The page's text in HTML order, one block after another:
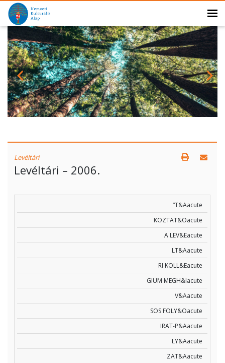
Levéltári
Levéltári – 2006.
“T&Aacute
KOZTAT&Oacute
A LEV&Eacute
LT&Aacute
RI KOLL&Eacute
GIUM MEGH&Iacute
V&Aacute
SOS FOLY&Oacute
IRAT-P&Aacute
LY&Aacute
ZAT&Aacute